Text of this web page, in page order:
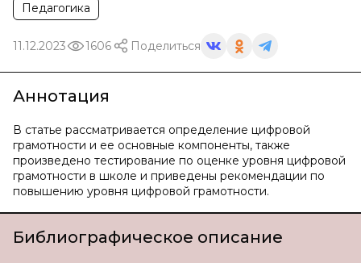
Педагогика
11.12.2023 1606 Поделиться
Аннотация
В статье рассматривается определение цифровой
грамотности и ее основные компоненты, также
произведено тестирование по оценке уровня цифровой
грамотности в школе и приведены рекомендации по
повышению уровня цифровой грамотности.
Библиографическое описание